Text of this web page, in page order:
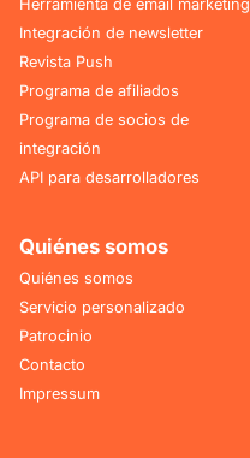
Herramienta de email marketing
Integración de newsletter
Revista Push
Programa de afiliados
Programa de socios de
integración
API para desarrolladores
Quiénes somos
Quiénes somos
Servicio personalizado
Patrocinio
Contacto
Impressum